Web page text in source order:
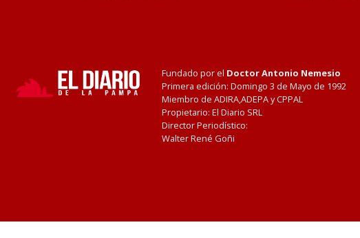
Fundado por el Doctor Antonio Nemesio
Primera edición: Domingo 3 de Mayo de 1992
Miembro de ADIRA,ADEPA y CPPAL
Propietario: El Diario SRL
Director Periodístico:
Walter René Goñi